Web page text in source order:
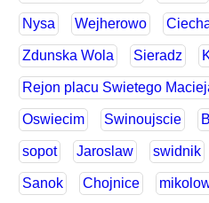
Nysa Wejherowo
Zdunska Wola Sieradz
Rejon placu Swietego
Oswiecim Swinoujscie
sopot Jaroslaw swidnik
Sanok Chojnice